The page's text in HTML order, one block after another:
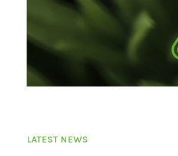
LATEST NEWS